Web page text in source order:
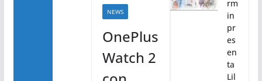
NEWS
OnePlus
Watch 2
rm
in
pr
es
en
ta
Lil